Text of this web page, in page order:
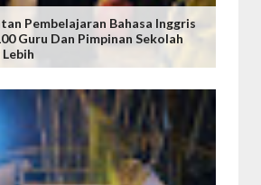
Pembelajaran Bahasa Inggris
Guru Dan Pimpinan Sekolah